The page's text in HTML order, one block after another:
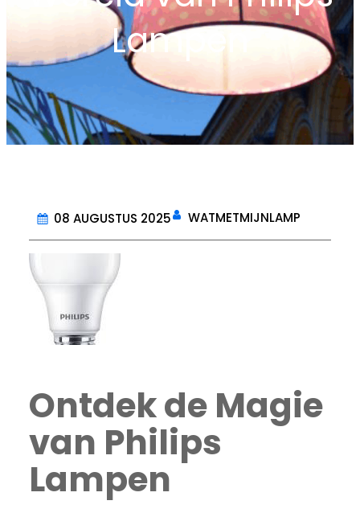
Lampen
08 AUGUSTUS 2025 WATMETMIJNLAMP
Ontdek de Magie
van Philips
Lampen